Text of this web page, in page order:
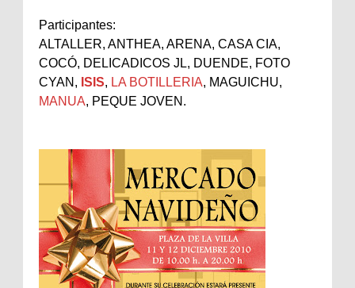
Participantes:
ALTALLER, ANTHEA, ARENA, CASA CIA,
COCÓ, DELICADICOS JL, DUENDE, FOTO
CYAN, ISIS, LA BOTILLERIA, MAGUICHU,
MANUA, PEQUE JOVEN.